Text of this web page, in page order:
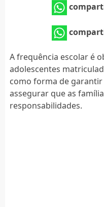
A frequência escolar é
adolescentes
como forma de garantir
assegurar que as
responsabilidades.